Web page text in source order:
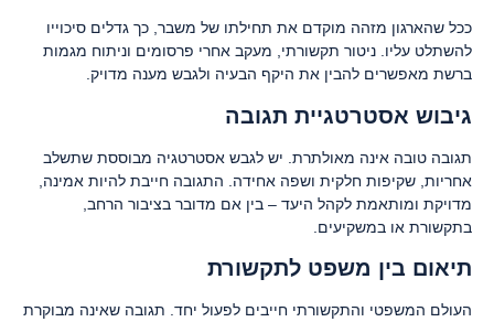
ככל שהארגון מזהה מוקדם את תחילתו של משבר, כך גדלים סיכוייו
להשתלט עליו. ניטור תקשורתי, מעקב אחרי פרסומים וניתוח מגמות
ברשת מאפשרים להבין את היקף הבעיה ולגבש מענה מדויק.
גיבוש אסטרטגיית תגובה
תגובה טובה אינה מאולתרת. יש לגבש אסטרטגיה מבוססת שתשלב
אחריות, שקיפות חלקית ושפה אחידה. התגובה חייבת להיות אמינה,
מדויקת ומותאמת לקהל היעד – בין אם מדובר בציבור הרחב,
בתקשורת או במשקיעים.
תיאום בין משפט לתקשורת
העולם המשפטי והתקשורתי חייבים לפעול יחד. תגובה שאינה מבוקרת